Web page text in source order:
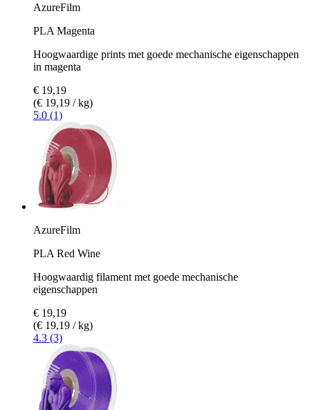
AzureFilm
PLA Magenta
Hoogwaardige prints met goede mechanische eigenschappen
in magenta
€ 19,19
(€ 19,19 / kg)
5.0 (1)
AzureFilm
PLA Red Wine
Hoogwaardig filament met goede mechanische
eigenschappen
€ 19,19
(€ 19,19 / kg)
4.3 (3)